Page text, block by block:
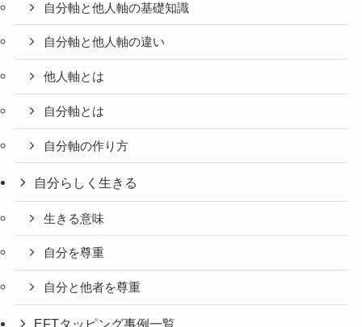
自分軸と他人軸の基礎知識
自分軸と他人軸の違い
他人軸とは
自分軸とは
自分軸の作り方
自分らしく生きる
生きる意味
自分を尊重
自分と他者を尊重
EFTタッピング事例一覧